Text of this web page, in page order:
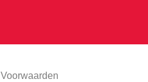
Voorwaarden